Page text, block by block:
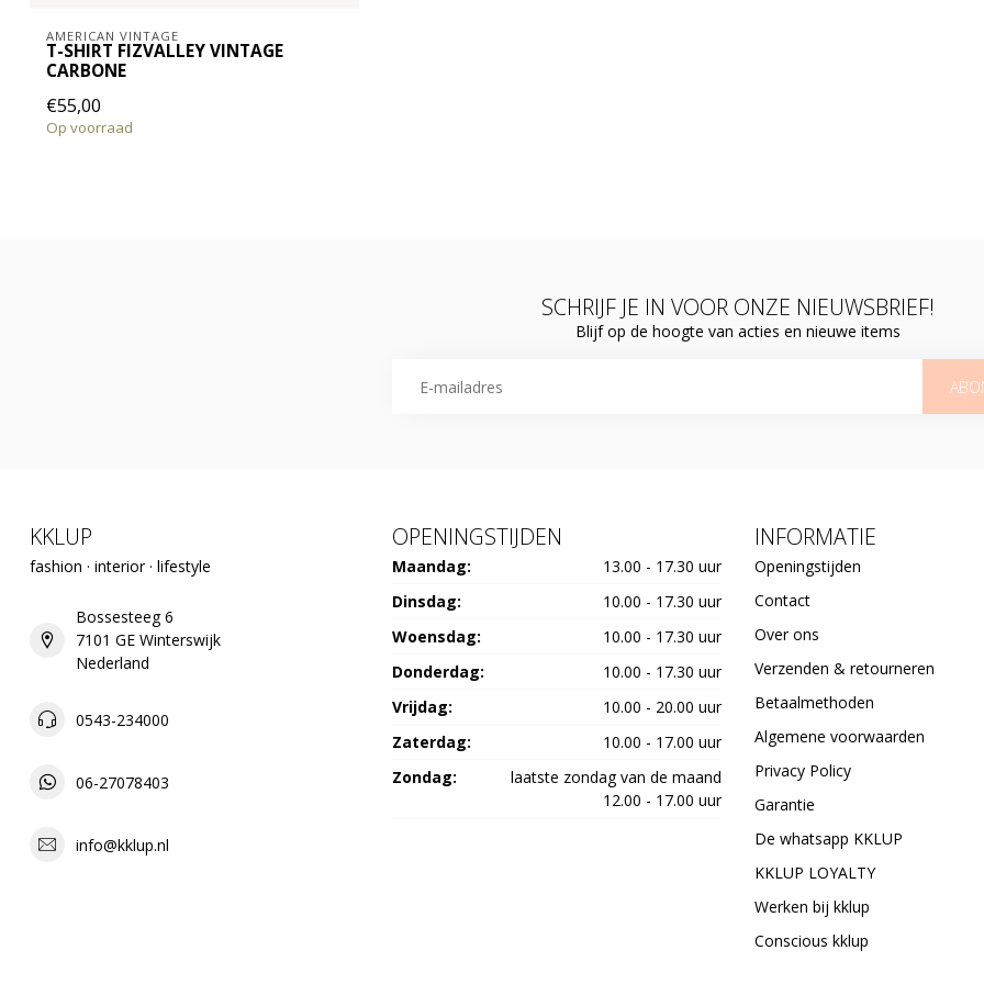
AMERICAN VINTAGE
T-SHIRT FIZVALLEY VINTAGE
CARBONE
€55,00
Op voorraad
SCHRIJF JE IN VOOR ONZE NIEUWSBRIEF!
Blijf op de hoogte van acties en nieuwe items
KKLUP
fashion · interior · lifestyle
Bossesteeg 6
7101 GE Winterswijk
Nederland
0543-234000
06-27078403
info@kklup.nl
OPENINGSTIJDEN
Maandag:
13.00 - 17.30 uur
Dinsdag:
10.00 - 17.30 uur
Woensdag:
10.00 - 17.30 uur
Donderdag:
10.00 - 17.30 uur
Vrijdag:
10.00 - 20.00 uur
Zaterdag:
10.00 - 17.00 uur
Zondag:
laatste zondag van de maand
12.00 - 17.00 uur
INFORMATIE
Openingstijden
Contact
Over ons
Verzenden & retourneren
Betaalmethoden
Algemene voorwaarden
Privacy Policy
Garantie
De whatsapp KKLUP
KKLUP LOYALTY
Werken bij kklup
Conscious kklup